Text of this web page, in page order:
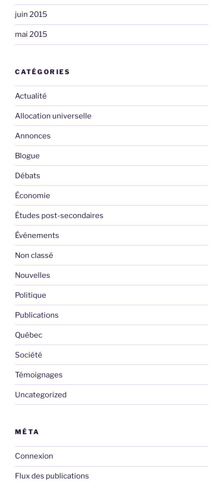
juin 2015
mai 2015
CATÉGORIES
Actualité
Allocation universelle
Annonces
Blogue
Débats
Économie
Études post-secondaires
Événements
Non classé
Nouvelles
Politique
Publications
Québec
Société
Témoignages
Uncategorized
MÉTA
Connexion
Flux des publications